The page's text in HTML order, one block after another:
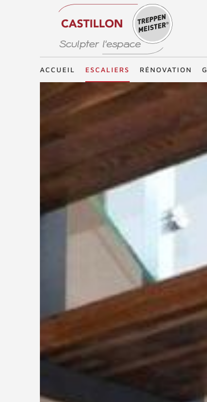
Treppenmeister - Sculpter l'espace
ACCUEIL ESCALIERS RÉNOVATION